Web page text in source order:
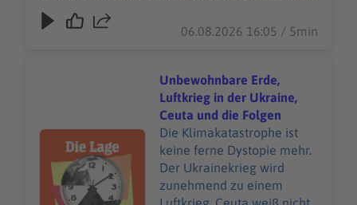
als 60 Millionen Mal
Song »Dai Dai« ist der
offizielle Sommerhit des
Jahres +++ Alle Infos zu
unseren Werbepartnern
finden Sie hier. Die SPIEGEL-
Gruppe ist nicht für den
Inhalt dieser Seite
verantwortlich. +++ Mehr
am Leipziger Flughafen: War es Russland? Der
Innenminister hält sich auffällig zurück Wahl-O-
gestreamt: Fußball-WM-Song »Dai Dai« ist der
offizielle Sommerhit des Jahres +++ Alle Infos zu
unseren Werbepartnern finden Sie hier. Die
SPIEGEL-Gruppe ist nicht für den Inhalt dieser
Seite verantwortlich. +++ Mehr Hintergründe
zum Thema erhalten Sie mit SPIEGEL+.
Entdecken Sie die digitale Welt des SPIEGEL,
unter spiegel.de/abonnieren finden Sie das
06.08.2026 16:05 / 5min
Audiotitel - Unbewohnbare Erde, Luftkrieg in der
Unbewohnbare Erde,
Luftkrieg in der Ukraine,
Ceuta und die Folgen
Die Klimakatastrophe ist
keine ferne Dystopie mehr.
Der Ukrainekrieg wird
zunehmend zu einem